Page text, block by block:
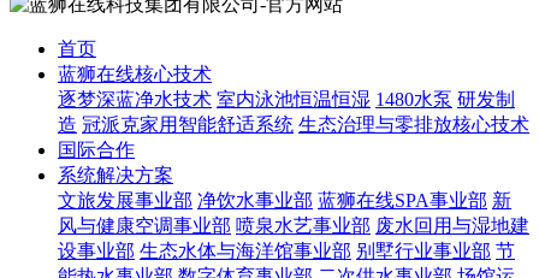
首页
蓝狮在线核心技术
逐梦深蓝净水技术 室内泳池恒温恒湿 1480水泵 研发制
造 冠派克家用智能舒适系统 生态治理与零排放核心技术
国际合作
系统解决方案
文旅发展事业部 净饮水事业部 蓝狮在线SPA事业部 新
风与健康空调事业部 喷泉水艺事业部 废水回用与湿地建
设事业部 生态水体与海洋馆事业部 别墅行业事业部 节